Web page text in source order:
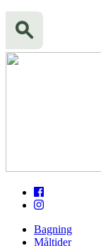
Bagning
Måltider